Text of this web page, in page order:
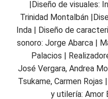
|Diseño de visuales:
Trinidad Montalbán
Inda | Diseño de
sonoro: Jorge Abarca |
Palacios |
José Vergara, Andrea
Tsukame, Carmen
y utilería: Amor